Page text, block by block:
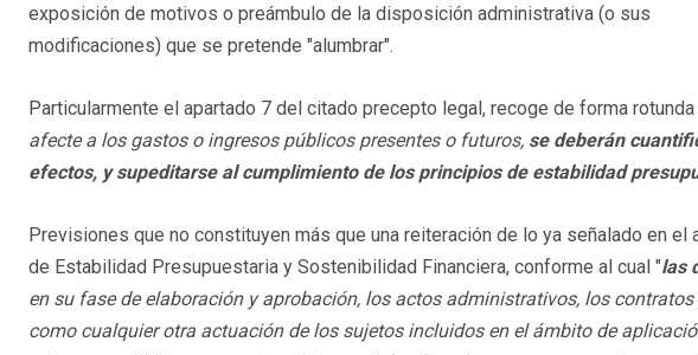
exposición de motivos o preámbulo de la disposición administrativa (o sus
modificaciones) que se pretende "alumbrar".
Particularmente el apartado 7 del citado precepto legal, recoge de forma rotunda
afecte a los gastos o ingresos públicos presentes o futuros, se deberán
efectos, y supeditarse al cumplimiento de los principios de estabilidad
Previsiones que no constituyen más que una reiteración de lo ya señalado en
de Estabilidad Presupuestaria y Sostenibilidad Financiera, conforme al cual "las
en su fase de elaboración y aprobación, los actos administrativos, los
como cualquier otra actuación de los sujetos incluidos en el ámbito de